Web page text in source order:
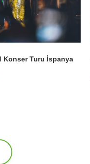
Konser Turu İspanya